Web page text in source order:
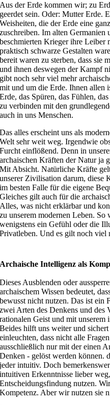
Aus der Erde kommen wir; zu
geerdet sein. Oder: Mutter Erde.
Weisheiten, die der Erde eine
zuschreiben. Im alten Germanien
beschmierten Krieger ihre Leiber
praktisch schwarze Gestalten
bereit waren zu sterben, dass sie
und ihnen deswegen der Kampf
gibt noch sehr viel mehr
mit und um die Erde. Ihnen allen
Erde, das Spüren, das Fühlen,
zu verbinden mit den
auch in uns Menschen.
Das alles erscheint uns als
Welt sehr weit weg. Irgendwie
Furcht einflößend. Denn in
archaischen Kräften der Natur ja
Mit Absicht. Natürliche Kräfte
unserer Zivilisation darum, diese
im besten Falle für die eigene
Gleiches gilt auch für die
Alles, was nicht erklärbar und
zu unserem modernen Leben.
wenigstens ein Gefühl oder die
Privatleben. Und es gilt noch viel
Archaische Intelligenz als
Dieses Ausblenden oder
archaischem Wissen bedeutet,
bewusst nicht nutzen. Das ist ein
zwei Arten des Denkens und des
rationalen Geist und mit
Beides hilft uns weiter und
einleuchten, dass nicht alle
ausschließlich nur mit der einen
Denken - gelöst werden können.
jeder intuitiv. Doch
intuitiven Erkenntnisse lieber
Entscheidungsfindung nutzen.
Kompetenz. Aber wir nutzen sie